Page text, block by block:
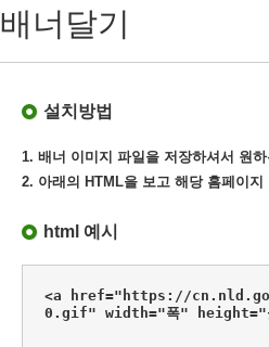
배너달기
설치방법
1. 배너 이미지 파일을 저장하셔서 원
2. 아래의 HTML을 보고 해당 홈페이
html 예시
<a href="https://
0.gif" width="폭" height="